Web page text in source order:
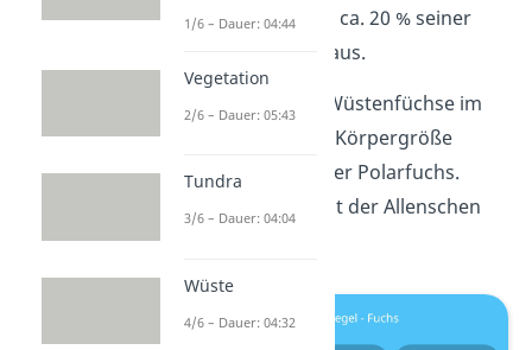
Ohren. Sie machen ca. 20 % seiner
Körperoberfläche aus.
Außerdem haben Wüstenfüchse im
Verhältnis zu ihrer Körpergröße
längere Beine als der Polarfuchs.
Auch das entspricht der Allenschen
1/6 – Dauer: 04:44
Vegetation
2/6 – Dauer: 05:43
Tundra
3/6 – Dauer: 04:04
Wüste
4/6 – Dauer: 04:32